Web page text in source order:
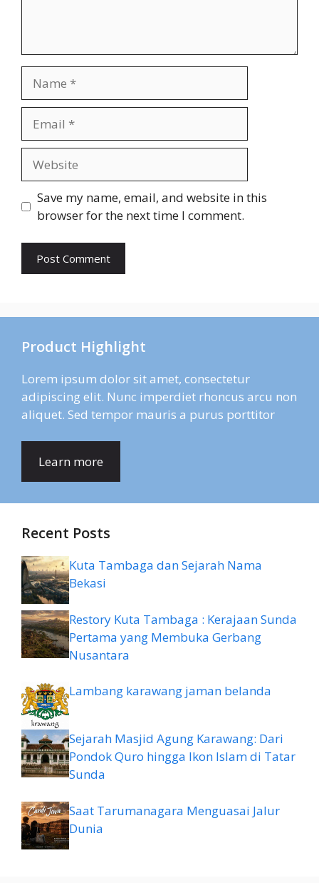
Save my name, email, and website in this
browser for the next time I comment.
Product Highlight
Lorem ipsum dolor sit amet, consectetur
adipiscing elit. Nunc imperdiet rhoncus arcu non
aliquet. Sed tempor mauris a purus porttitor
Learn more
Recent Posts
Kuta Tambaga dan Sejarah Nama
Bekasi
Restory Kuta Tambaga : Kerajaan Sunda
Pertama yang Membuka Gerbang
Nusantara
Lambang karawang jaman belanda
Sejarah Masjid Agung Karawang: Dari
Pondok Quro hingga Ikon Islam di Tatar
Sunda
Saat Tarumanagara Menguasai Jalur
Dunia